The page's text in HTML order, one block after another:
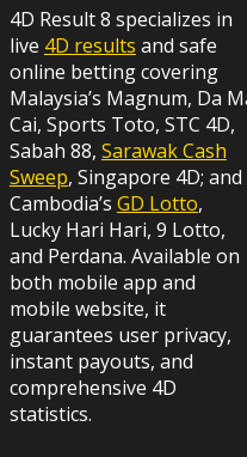
4D Result 8 specializes in
live 4D results and safe
online betting covering
Malaysia’s Magnum, Da
Cai, Sports Toto, STC 4D,
Sabah 88, Sarawak Cash
Sweep, Singapore 4D; and
Cambodia’s GD Lotto,
Lucky Hari Hari, 9 Lotto,
and Perdana. Available on
both mobile app and
mobile website, it
guarantees user privacy,
instant payouts, and
comprehensive 4D
statistics.